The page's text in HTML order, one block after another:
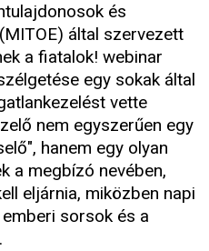
és
által szervezett
a fiatalok! webinar
egy sokak által
vette
nem egyszerűen egy
hanem egy olyan
a megbízó nevében,
eljárnia, miközben napi
sorsok és a